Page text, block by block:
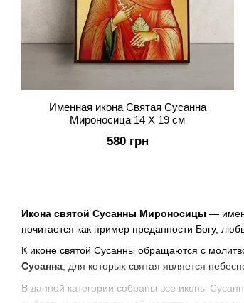
Икона святой Сусанны Мироносицы —
почитается как пример преданности Богу,
К иконе святой Сусанны обращаются с
Сусанна, для которых святая является
В данной категории собраны все иконы
Именная икона Святая Сусанна
Мироносица 14 Х 19 см
580 грн